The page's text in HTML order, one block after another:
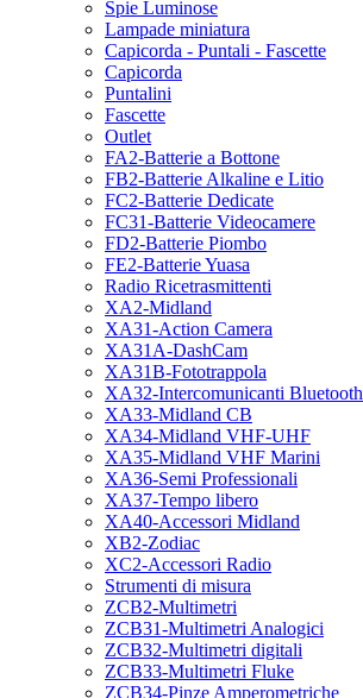
Spie Luminose
Lampade miniatura
Capicorda - Puntali - Fascette
Capicorda
Puntalini
Fascette
Outlet
FA2-Batterie a Bottone
FB2-Batterie Alkaline e Litio
FC2-Batterie Dedicate
FC31-Batterie Videocamere
FD2-Batterie Piombo
FE2-Batterie Yuasa
Radio Ricetrasmittenti
XA2-Midland
XA31-Action Camera
XA31A-DashCam
XA31B-Fototrappola
XA32-Intercomunicanti Bluetooth
XA33-Midland CB
XA34-Midland VHF-UHF
XA35-Midland VHF Marini
XA36-Semi Professionali
XA37-Tempo libero
XA40-Accessori Midland
XB2-Zodiac
XC2-Accessori Radio
Strumenti di misura
ZCB2-Multimetri
ZCB31-Multimetri Analogici
ZCB32-Multimetri digitali
ZCB33-Multimetri Fluke
ZCB34-Pinze Amperometriche